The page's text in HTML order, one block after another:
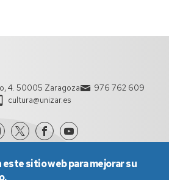
4. 50005 Zaragoza
976 762 609
cultura@unizar.es
sitio web para mejorar su